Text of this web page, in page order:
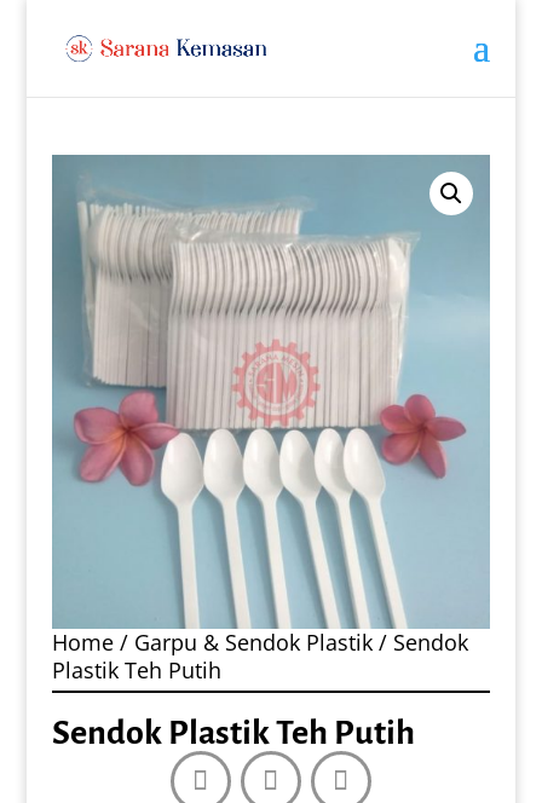
Home/ Garpu & Sendok Plastik/ Sendok
Plastik Teh Putih
Sendok Plastik Teh Putih